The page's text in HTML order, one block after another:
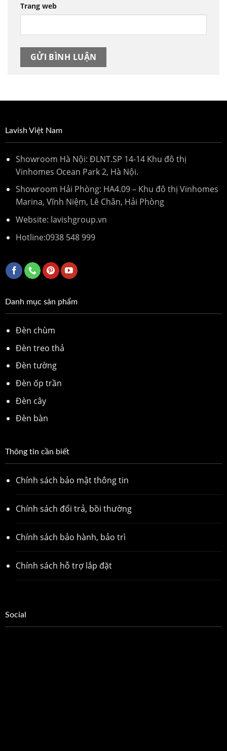
Trang web
Lavish Việt Nam
Showroom Hà Nội: ĐLNT.SP 14-14 Khu đô thị
Vinhomes Ocean Park 2, Hà Nội.
Showroom Hải Phòng: HA4.09 – Khu đô thị Vinhomes
Marina, Vĩnh Niệm, Lê Chân, Hải Phòng
Website: lavishgroup.vn
Hotline:0938 548 999
Danh mục sản phẩm
Đèn chùm
Đèn treo thả
Đèn tường
Đèn ốp trần
Đèn cây
Đèn bàn
Thông tin cần biết
Chính sách bảo mật thông tin
Chính sách đổi trả, bồi thường
Chính sách bảo hành, bảo trì
Chính sách hỗ trợ lắp đặt
Social